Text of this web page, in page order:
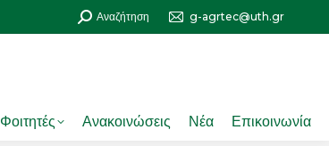
Search:
Αναζήτηση g-agrtec@uth.gr
Φοιτητές Ανακοινώσεις Νέα Επικοινωνία